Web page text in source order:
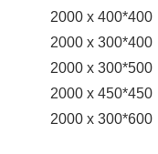
2000 х 400*400
2000 х 300*400
2000 х 300*500
2000 х 450*450
2000 х 300*600